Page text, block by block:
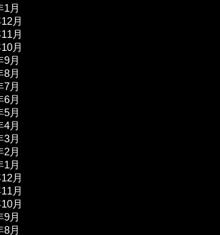
1月
月
月
月
9月
8月
7月
6月
5月
4月
3月
2月
1月
月
月
月
9月
8月